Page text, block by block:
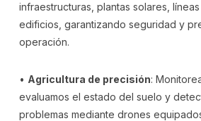
infraestructuras, plantas solares,
edificios, garantizando seguridad y
operación.
• Agricultura de precisión:
evaluamos el estado del suelo y
problemas mediante drones